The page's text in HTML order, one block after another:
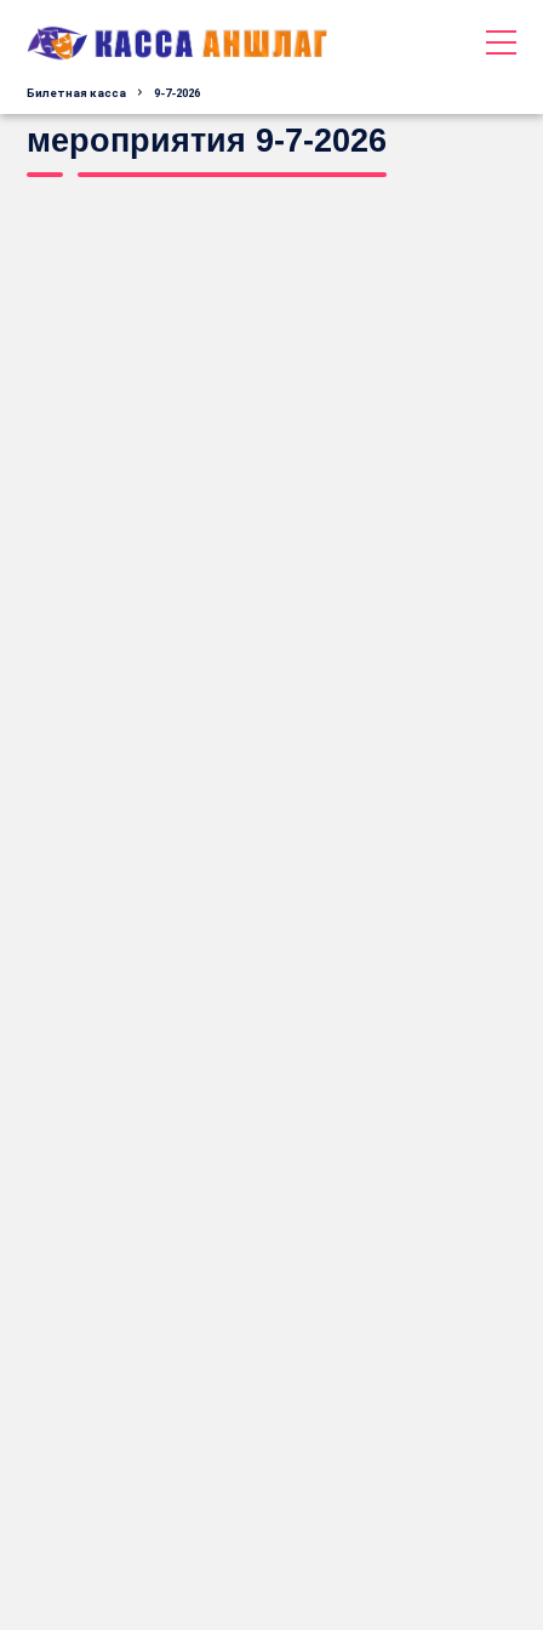
Билетная касса 9-7-2026
мероприятия 9-7-2026